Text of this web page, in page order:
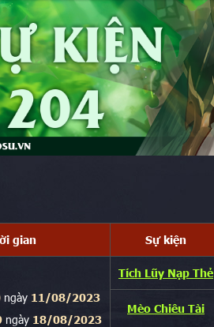
gian Sự kiện
ngày 11/08/2023
ngày 18/08/2023
Tích Lũy Nạp Thẻ
Mèo Chiêu Tài